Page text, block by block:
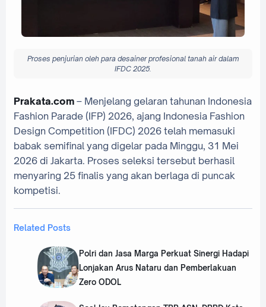
Proses penjurian oleh para desainer profesional tanah air dalam
IFDC 2025.
Prakata.com – Menjelang gelaran tahunan Indonesia
Fashion Parade (IFP) 2026, ajang Indonesia Fashion
Design Competition (IFDC) 2026 telah memasuki
babak semifinal yang digelar pada Minggu, 31 Mei
2026 di Jakarta. Proses seleksi tersebut berhasil
menyaring 25 finalis yang akan berlaga di puncak
kompetisi.
Related Posts
Polri dan Jasa Marga Perkuat Sinergi Hadapi
Lonjakan Arus Nataru dan Pemberlakuan
Zero ODOL